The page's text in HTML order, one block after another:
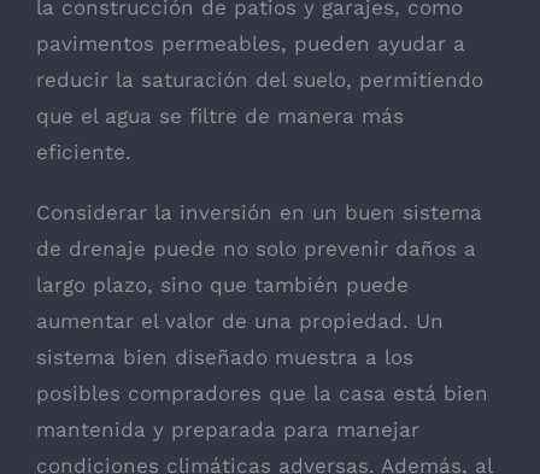
la construcción de patios y garajes, como
pavimentos permeables, pueden ayudar a
reducir la saturación del suelo, permitiendo
que el agua se filtre de manera más
eficiente.
Considerar la inversión en un buen sistema
de drenaje puede no solo prevenir daños a
largo plazo, sino que también puede
aumentar el valor de una propiedad. Un
sistema bien diseñado muestra a los
posibles compradores que la casa está bien
mantenida y preparada para manejar
condiciones climáticas adversas. Además, al